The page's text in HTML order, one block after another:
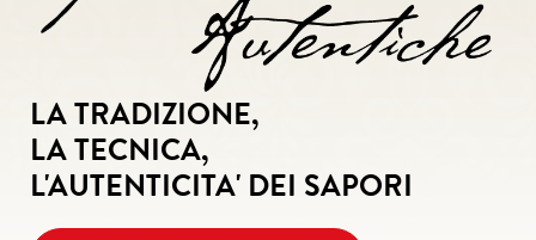
LA TRADIZIONE,
LA TECNICA,
L'AUTENTICITA' DEI SAPORI